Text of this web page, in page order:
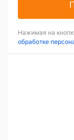
Нажимая на
обработке